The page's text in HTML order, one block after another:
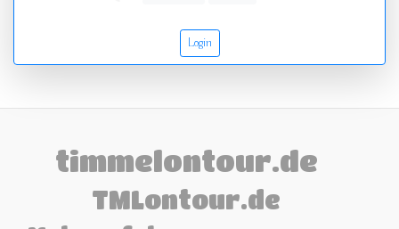
Login
timmelontour.de
TMLontour.de